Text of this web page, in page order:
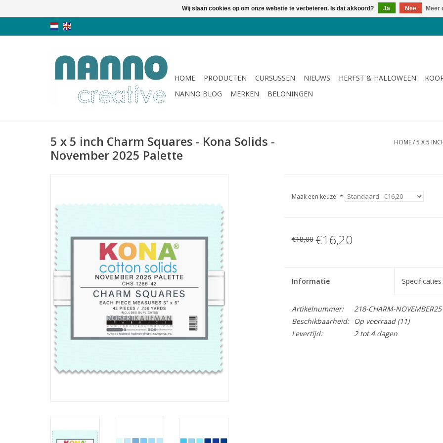
HOME PRODUCTEN CURSUSSEN NIEUWS HERFST & HALLOWEEN
NANNO BLOG
MERKEN BELONINGEN
5 x 5 inch Charm Squares - Kona Solids -
November 2025 Palette
HOME/5 X 5
Maak een keuze: *
€18,00 €16,20
Informatie Specificaties
Artikelnummer:
218-CHARM-NOVEMBER25
Beschikbaarheid:
Op voorraad(11)
Levertijd:
2 tot 4 dagen
Wij slaan cookies op om onze website te verbeteren. Is dat akkoord? Ja Nee Meer